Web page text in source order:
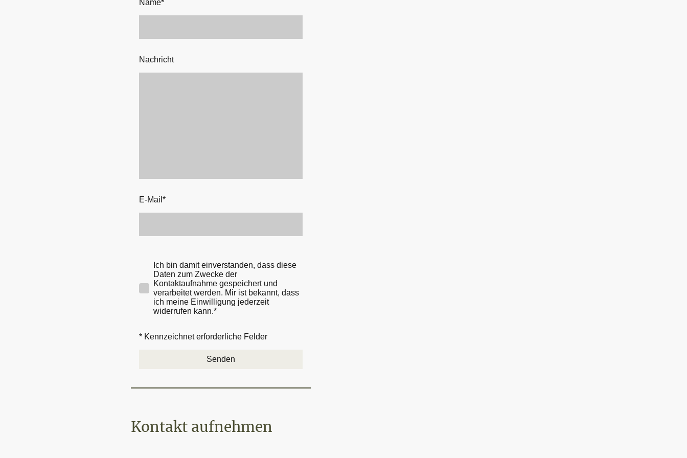
Name*
Nachricht
E-Mail *
Ich bin damit einverstanden, dass diese
Daten zum Zwecke der
Kontaktaufnahme gespeichert und
verarbeitet werden. Mir ist bekannt, dass
ich meine Einwilligung jederzeit
widerrufen kann.*
* Kennzeichnet erforderliche Felder
Senden
Kontakt aufnehmen